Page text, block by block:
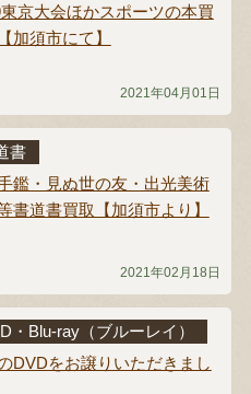
東京大会ほかスポーツの本買
須市にて】
2021年04月01日
書
鑑・見ぬ世の友・出光美術
書道書買取【加須市より】
2021年02月18日
・Blu-ray（ブルーレイ）
DVDをお譲りいただきまし